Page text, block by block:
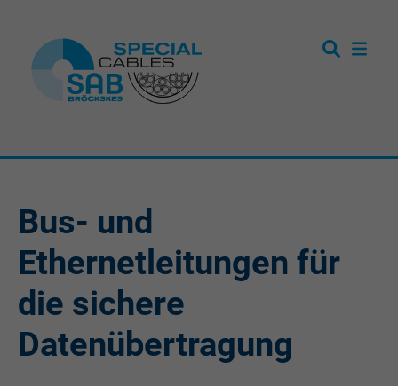
Bus- und
Ethernetleitungen für
die sichere
Datenübertragung